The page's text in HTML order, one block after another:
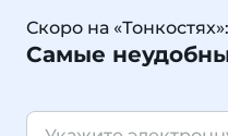
Скоро на «Тонкостях»:
Самые